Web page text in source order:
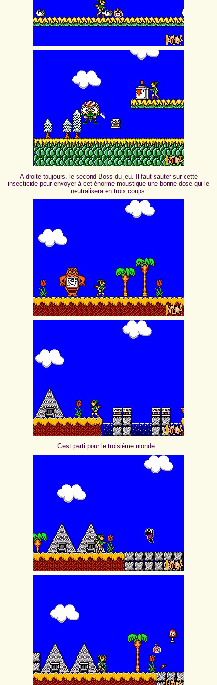
A droite toujours, le second Boss du jeu. Il faut sauter sur cette
insecticide pour envoyer à cet énorme moustique une bonne dose qui le
neutralisera en trois coups.
C'est parti pour le troisième monde...